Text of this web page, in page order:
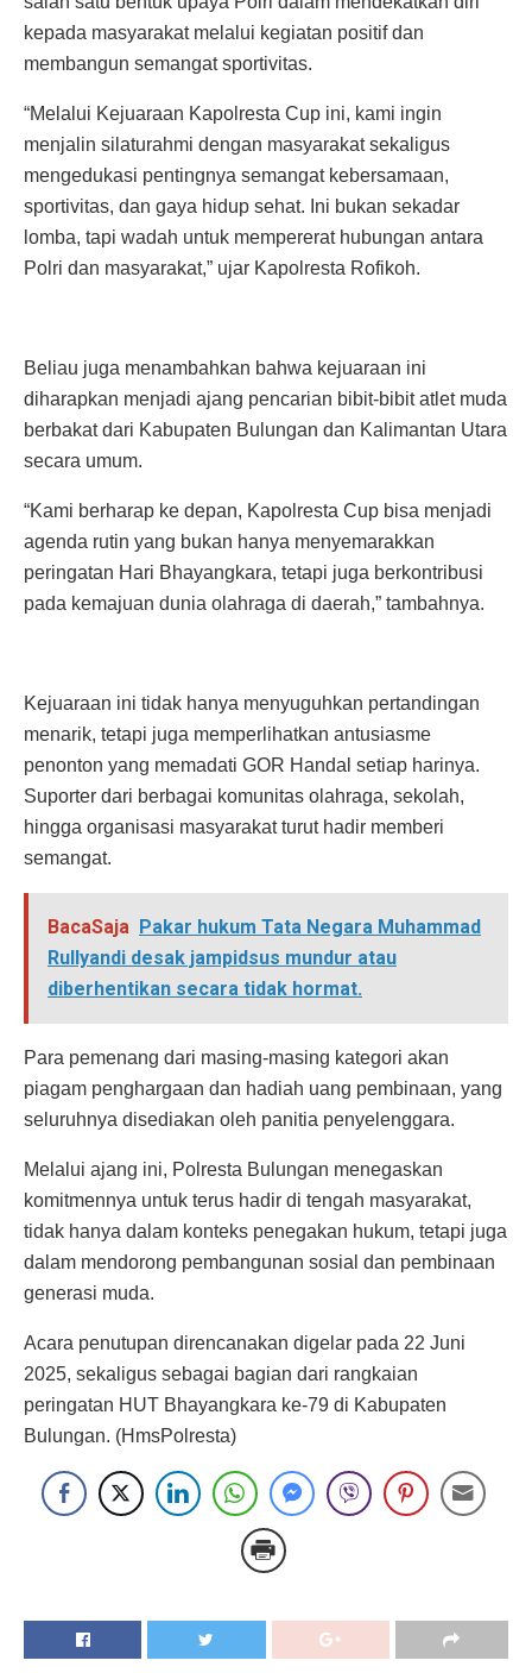
kepada masyarakat melalui kegiatan positif dan
membangun semangat sportivitas.
“Melalui Kejuaraan Kapolresta Cup ini, kami ingin
menjalin silaturahmi dengan masyarakat sekaligus
mengedukasi pentingnya semangat kebersamaan,
sportivitas, dan gaya hidup sehat. Ini bukan sekadar
lomba, tapi wadah untuk mempererat hubungan antara
Polri dan masyarakat,” ujar Kapolresta Rofikoh.
Beliau juga menambahkan bahwa kejuaraan ini
diharapkan menjadi ajang pencarian bibit-bibit atlet muda
berbakat dari Kabupaten Bulungan dan Kalimantan Utara
secara umum.
“Kami berharap ke depan, Kapolresta Cup bisa menjadi
agenda rutin yang bukan hanya menyemarakkan
peringatan Hari Bhayangkara, tetapi juga berkontribusi
pada kemajuan dunia olahraga di daerah,” tambahnya.
Kejuaraan ini tidak hanya menyuguhkan pertandingan
menarik, tetapi juga memperlihatkan antusiasme
penonton yang memadati GOR Handal setiap harinya.
Suporter dari berbagai komunitas olahraga, sekolah,
hingga organisasi masyarakat turut hadir memberi
semangat.
BacaSaja Pakar hukum Tata Negara Muhammad
Rullyandi desak jampidsus mundur atau
diberhentikan secara tidak hormat.
Para pemenang dari masing-masing kategori akan
piagam penghargaan dan hadiah uang pembinaan, yang
seluruhnya disediakan oleh panitia penyelenggara.
Melalui ajang ini, Polresta Bulungan menegaskan
komitmennya untuk terus hadir di tengah masyarakat,
tidak hanya dalam konteks penegakan hukum, tetapi juga
dalam mendorong pembangunan sosial dan pembinaan
generasi muda.
Acara penutupan direncanakan digelar pada 22 Juni
2025, sekaligus sebagai bagian dari rangkaian
peringatan HUT Bhayangkara ke-79 di Kabupaten
Bulungan. (HmsPolresta)